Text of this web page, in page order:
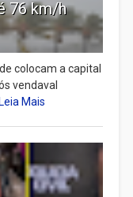
76 km/h
colocam a capital
vendaval
Mais